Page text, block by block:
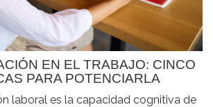
EN EL TRABAJO: CINCO
PARA POTENCIARLA
laboral es la capacidad cognitiva de